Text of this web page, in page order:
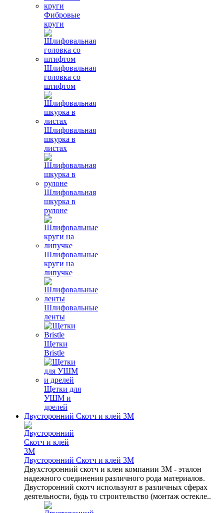
Фибровые
круги
Шлифовальная
головка со
штифтом
Шлифовальная
шкурка в
листах
Шлифовальная
шкурка в
рулоне
Шлифовальные
круги на
липучке
Шлифовальные
ленты
Щетки
Bristle
Щетки для
УШМ и
дрелей
Двусторонний Скотч и клей 3М
Двусторонний Скотч и клей 3М
Двухсторонний скотч и клеи компании 3M - эталон
надежного соединения различного рода материалов.
Двусторонний скотч используют в различных сферах
деятельности, будь то строительство (монтаж остекле..